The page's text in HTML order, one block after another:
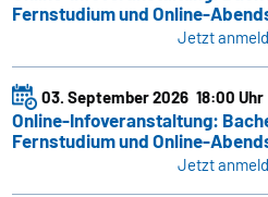
Fernstudium und Online-
Jetzt
03. September 2026 18:00 Uhr
Online-Infoveranstaltung:
Fernstudium und Online-
Jetzt